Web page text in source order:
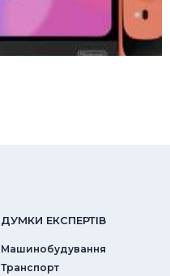
ДУМКИ ЕКСПЕРТIВ
Машинобудування
Транспорт